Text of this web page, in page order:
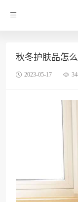
秋冬护肤品怎
2023-05-17